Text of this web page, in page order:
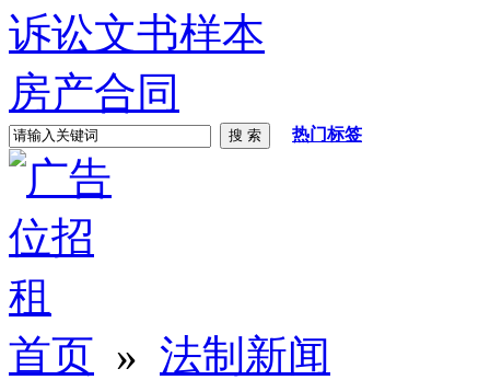
诉讼文书样本
房产合同
热门标签
首页 » 法制新闻